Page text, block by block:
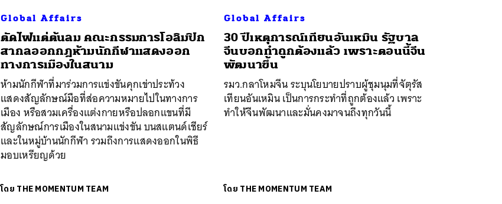
Global Affairs
ตัดไฟแต่ต้นลม คณะกรรมการโอลิมปิก
สากลออกกฎห้ามนักกีฬาแสดงออก
ทางการเมืองในสนาม
ห้ามนักกีฬาที่มาร่วมการแข่งขันคุกเข่าประท้วง
แสดงสัญลักษณ์มือที่ส่อความหมายไปในทางการ
เมือง หรือสวมเครื่องแต่งกายหรือปลอกแขนที่มี
สัญลักษณ์การเมืองในสนามแข่งขัน บนสแตนด์เชียร์
และในหมู่บ้านนักกีฬา รวมถึงการแสดงออกในพิธี
มอบเหรียญด้วย
โดย THE MOMENTUM TEAM
Global Affairs
30 ปีเหตุการณ์เทียนอันเหมิน รัฐบาล
จีนบอกทำถูกต้องแล้ว เพราะตอนนี้จีน
พัฒนาขึ้น
รมว.กลาโหมจีน ระบุนโยบายปราบผู้ชุมนุมที่จัตุรัส
เทียนอันเหมิน เป็นการกระทำที่ถูกต้องแล้ว เพราะ
ทำให้จีนพัฒนาและมั่นคงมาจนถึงทุกวันนี้
โดย THE MOMENTUM TEAM